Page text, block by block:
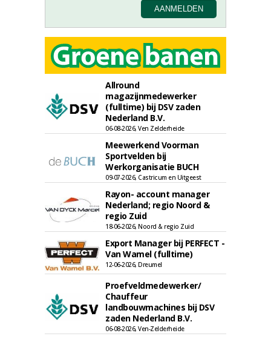
Allround
magazijnmedewerker
(fulltime) bij DSV zaden
Nederland B.V.
06-08-2026, Ven Zelderheide
Meewerkend Voorman
Sportvelden bij
Werkorganisatie BUCH
09-07-2026, Castricum en Uitgeest
Rayon- account manager
Nederland; regio Noord &
regio Zuid
18-06-2026, Noord & regio Zuid
Export Manager bij PERFECT -
Van Wamel (fulltime)
12-06-2026, Dreumel
Proefveldmedewerker/
Chauffeur
landbouwmachines bij DSV
zaden Nederland B.V.
06-08-2026, Ven-Zelderheide